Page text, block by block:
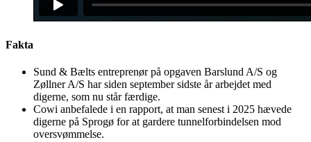
Fakta
Sund & Bælts entreprenør på opgaven Barslund A/S og
Zøllner A/S har siden september sidste år arbejdet med
digerne, som nu står færdige.
Cowi anbefalede i en rapport, at man senest i 2025 hævede
digerne på Sprogø for at gardere tunnelforbindelsen mod
oversvømmelse.